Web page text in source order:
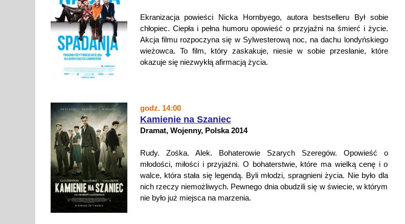
Ekranizacja powieści Nicka Hornbyego, autora bestselleru Był sobie
chłopiec. Ciepła i pełna humoru opowieść o przyjaźni na śmierć i życie.
Akcja filmu rozpoczyna się w Sylwesterową noc, na dachu londyńskiego
wieżowca. To film, który zaskakuje, niesie w sobie przesłanie, które
okazuje się niezwykłą afirmacją życia.
godz. 14:00
Kamienie na Szaniec
Dramat, Wojenny, Polska 2014
Rudy. Zośka. Alek. Bohaterowie Szarych Szeregów. Opowieść o
młodości, miłości i przyjaźni. O bohaterstwie, które ma wielką cenę i o
walce, która stała się legendą. Byli młodzi, spragnieni życia. Nie było dla
nich rzeczy niemożliwych. Pewnego dnia obudzili się w świecie, w którym
nie było już miejsca na marzenia.